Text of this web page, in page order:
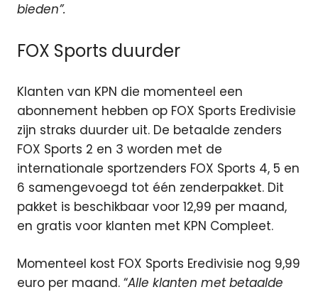
bieden”.
FOX Sports duurder
Klanten van KPN die momenteel een
abonnement hebben op FOX Sports Eredivisie
zijn straks duurder uit. De betaalde zenders
FOX Sports 2 en 3 worden met de
internationale sportzenders FOX Sports 4, 5 en
6 samengevoegd tot één zenderpakket. Dit
pakket is beschikbaar voor 12,99 per maand,
en gratis voor klanten met KPN Compleet.
Momenteel kost FOX Sports Eredivisie nog 9,99
euro per maand. “Alle klanten met betaalde